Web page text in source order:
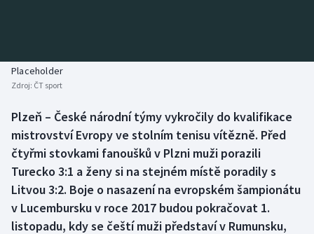
Biatlon
Boby a skeleton
Box
Curling
Dostihy
Aplikace ČT sport
AZ kvíz
Placeholder
Zdroj: ČT sport
Plzeň – České národní týmy vykročily do kvalifikace
mistrovství Evropy ve stolním tenisu vítězně. Před
čtyřmi stovkami fanoušků v Plzni muži porazili
Turecko 3:1 a ženy si na stejném místě poradily s
Litvou 3:2. Boje o nasazení na evropském šampionátu
v Lucembursku v roce 2017 budou pokračovat 1.
listopadu, kdy se čeští muži představí v Rumunsku,